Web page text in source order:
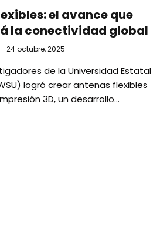
el avance que
la conectividad global
24 octubre, 2025
de la Universidad Estatal
logró crear antenas flexibles
3D, un desarrollo…